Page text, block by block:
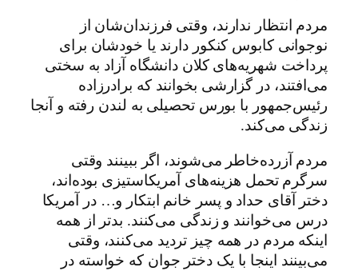
مردم انتظار ندارند، وقتی فرزندان‌شان از
نوجوانی کابوس کنکور دارند یا خودشان برای
پرداخت شهریه‌های کلان دانشگاه آزاد به سختی
می‌افتند، در گزارشی بخوانند که برادرزاده
رئیس‌جمهور با بورس تحصیلی به لندن رفته و آنجا
زندگی می‌کند.
مردم آزرده‌خاطر می‌شوند، اگر ببینند وقتی
سرگرم تحمل هزینه‌های آمریکاستیزی بوده‌اند،
دختر آقای حداد و پسر خانم ابتکار و… در آمریکا
درس می‌خوانند و زندگی می‌کنند. بدتر از همه
اینکه مردم در همه چیز تردید می‌کنند، وقتی
می‌بینند اینجا با یک دختر جوان که خواسته در